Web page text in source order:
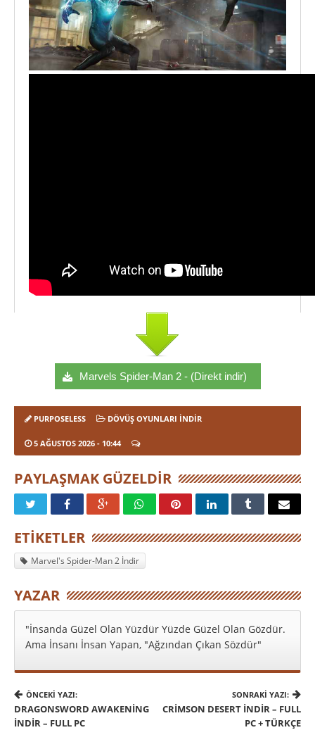
Marvels Spider-Man 2 - (Direkt indir)
PURPOSELESS DÖVÜŞ OYUNLARI İNDIR
5 AĞUSTOS 2026 - 10:44
PAYLAŞMAK GÜZELDIR
ETIKETLER
Marvel's Spider-Man 2 İndir
YAZAR
"İnsanda Güzel Olan Yüzdür Yüzde Güzel Olan Gözdür.
Ama İnsanı İnsan Yapan, "Ağzından Çıkan Sözdür"
ÖNCEKI YAZI:
DRAGONSWORD AWAKENING
İNDIR – FULL PC
SONRAKI YAZI:
CRIMSON DESERT İNDIR – FULL
PC + TÜRKÇE